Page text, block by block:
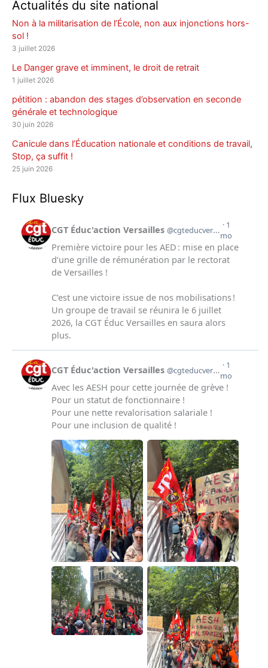
Actualités du site national
Non à la militarisation de l’École, non aux injonctions hors-
sol !
3 juillet 2026
Le Danger grave et imminent, le droit de retrait
1 juillet 2026
pétition : abandon des stages d’observation en seconde
générale et technologique
30 juin 2026
Canicule dans l’Éducation nationale et conditions de travail,
Stop, ça suffit !
25 juin 2026
Flux Bluesky